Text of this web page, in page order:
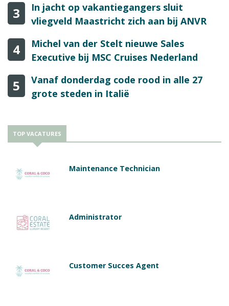
3
In jacht op vakantiegangers sluit
vliegveld Maastricht zich aan bij ANVR
4
Michel van der Stelt nieuwe Sales
Executive bij MSC Cruises Nederland
5
Vanaf donderdag code rood in alle 27
grote steden in Italië
TOP VACATURES
Maintenance Technician
Administrator
Customer Succes Agent